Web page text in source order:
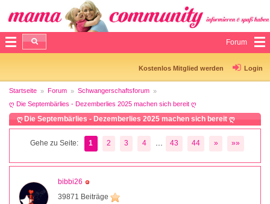
Forum
Kostenlos Mitglied werden Login
Startseite Forum
Schwangerschaftsforum
ღ Die Septembärlies - Dezemberlies 2025 machen sich bereit ღ
ღ Die Septembärlies - Dezemberlies 2025 machen sich bereit ღ
Gehe zu Seite: 1 2 3 4 43 44 » »»
bibbi26
39871 Beiträge